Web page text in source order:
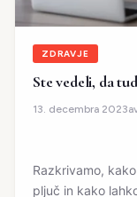
ZDRAVJE
Ste vedeli, da
13. decembra 2023
Razkrivamo,
pljuč in kako